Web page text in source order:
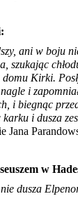
ani w boju
szukając
Kirki.
i
ibiegnąc
i dusza
Jana
w
dusza